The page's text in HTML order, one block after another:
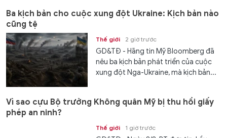
Ba kịch bản cho cuộc xung đột Ukraine: Kịch bản nào
cũng tệ
Thế giới 2 giờ trước
GD&TĐ - Hãng tin Mỹ Bloomberg đã
nêu ba kịch bản phát triển của cuộc
xung đột Nga-Ukraine, mà kịch bản...
Vì sao cựu Bộ trưởng Không quân Mỹ bị thu hồi giấy
phép an ninh?
Thế giới 1 giờ trước